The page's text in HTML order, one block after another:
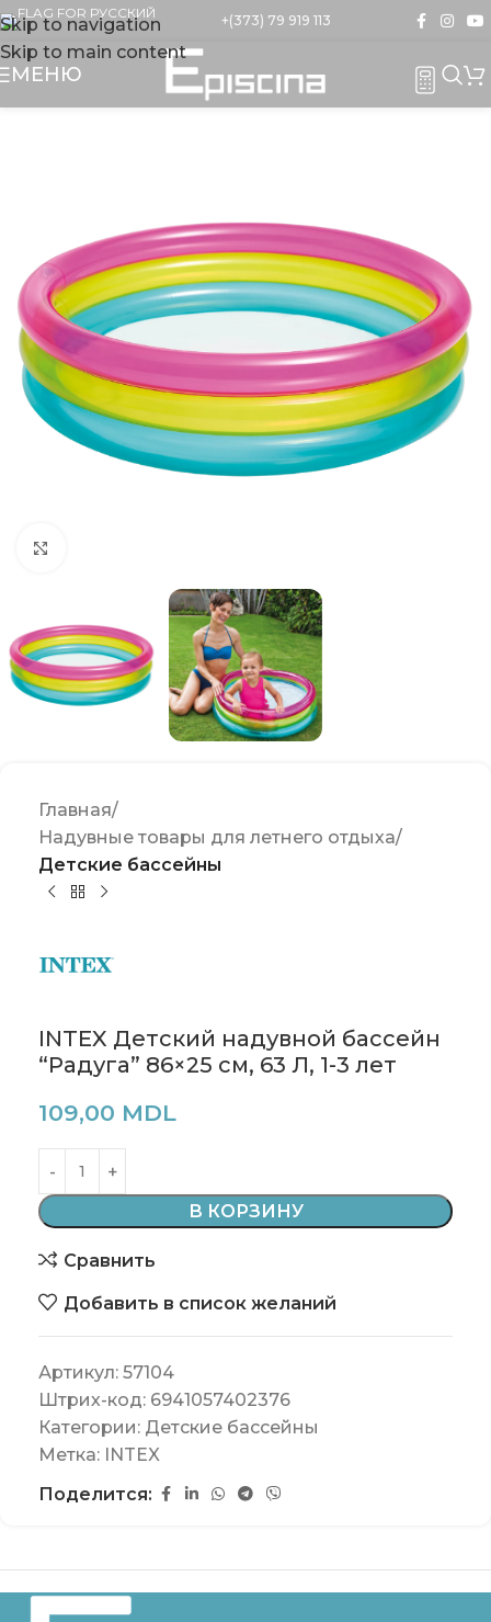
Skip to navigation
Skip to main content
+(373) 79 919 113
МЕНЮ
Главная
Надувные товары для летнего отдыха
Детские бассейны
INTEX Детский надувной бассейн
“Радуга” 86×25 см, 63 Л, 1-3 лет
109,00 MDL
В КОРЗИНУ
Сравнить
Добавить в список желаний
Артикул: 57104
Штрих-код: 6941057402376
Категории: Детские бассейны
Метка:
INTEX
Поделится: